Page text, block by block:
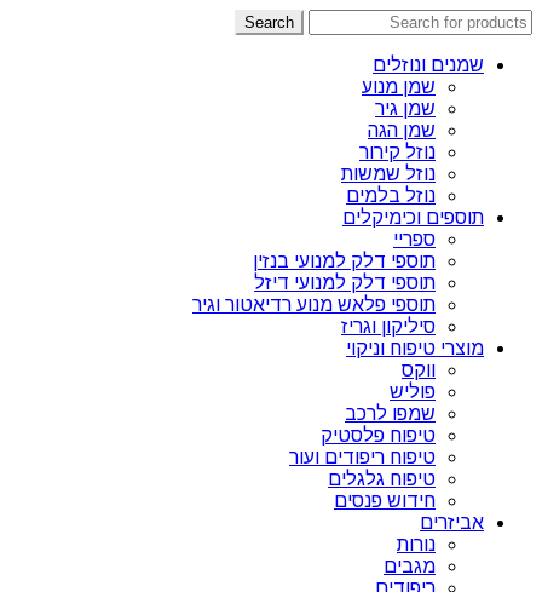
Search
שמנים ונוזלים
שמן מנוע
שמן גיר
שמן הגה
נוזל קירור
נוזל שמשות
נוזל בלמים
תוספים וכימיקלים
ספריי
תוספי דלק למנועי בנזין
תוספי דלק למנועי דיזל
תוספי פלאש מנוע רדיאטור וגיר
סיליקון וגריז
מוצרי טיפוח וניקוי
ווקס
פוליש
שמפו לרכב
טיפוח פלסטיק
טיפוח ריפודים ועור
טיפוח גלגלים
חידוש פנסים
אביזרים
נורות
מגבים
ריפודים